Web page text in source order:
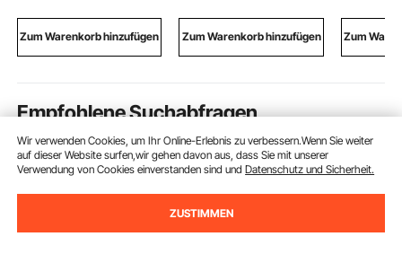
und Outdoor-Training,
Heimtrainingsgerät für
Zum Warenkorb hinzufügen
Harzguss,
Holzstabilisierung und
Zum Warenkorb hinzufügen
Heim-
Yoga,
Zum
Empfohlene Suchabfragen
aufschraubhülse elektrischer türöffner
Wir verwenden Cookies, um Ihr Online-Erlebnis zu verbessern.Wenn Sie weiter
auf dieser Website surfen,wir gehen davon aus, dass Sie mit unserer
Verwendung von Cookies einverstanden sind undDatenschutz und Sicherheit.
ZUSTIMMEN